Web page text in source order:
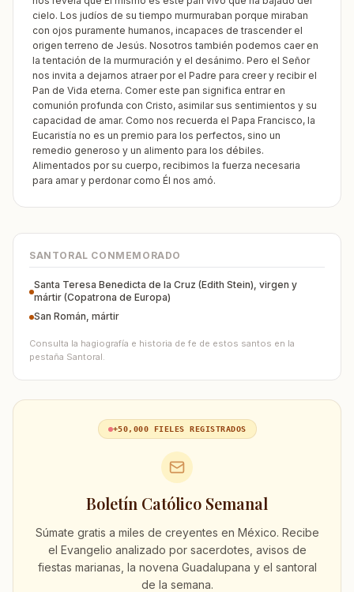
cielo. Los judíos de su tiempo murmuraban porque miraban
con ojos puramente humanos, incapaces de trascender el
origen terreno de Jesús. Nosotros también podemos caer en
la tentación de la murmuración y el desánimo. Pero el Señor
nos invita a dejarnos atraer por el Padre para creer y recibir el
Pan de Vida eterna. Comer este pan significa entrar en
comunión profunda con Cristo, asimilar sus sentimientos y su
capacidad de amar. Como nos recuerda el Papa Francisco, la
Eucaristía no es un premio para los perfectos, sino un
remedio generoso y un alimento para los débiles.
Alimentados por su cuerpo, recibimos la fuerza necesaria
para amar y perdonar como Él nos amó.
SANTORAL CONMEMORADO
Santa Teresa Benedicta de la Cruz (Edith Stein), virgen y
mártir (Copatrona de Europa)
San Román, mártir
Consulta la hagiografía e historia de fe de estos santos en la
pestaña Santoral.
+50,000 FIELES REGISTRADOS
Boletín Católico Semanal
Súmate gratis a miles de creyentes en México. Recibe
el Evangelio analizado por sacerdotes, avisos de
fiestas marianas, la novena Guadalupana y el santoral
de la semana.